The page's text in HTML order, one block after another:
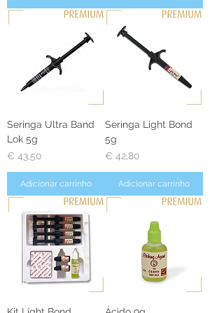
Seringa Ultra Band
Lok 5g
Preço
€ 43,50
Adicionar carrinho
Seringa Light Bond
5g
Preço
€ 42,80
Adicionar carrinho